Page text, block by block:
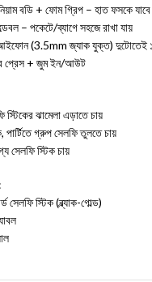
বডি + ফোম গ্রিপ – হাত ফসকে যাবে
– পকেটে/ব্যাগে সহজে রাখা যায়
(3.5mm জ্যাক যুক্ত) দুটোতেই
প্রেস + জুম ইন/আউট
স্টিকের ঝামেলা এড়াতে চায়
পার্টিতে গ্রুপ সেলফি তুলতে চায়
সেলফি স্টিক চায়
সেলফি স্টিক (ব্ল্যাক-গোল্ড)